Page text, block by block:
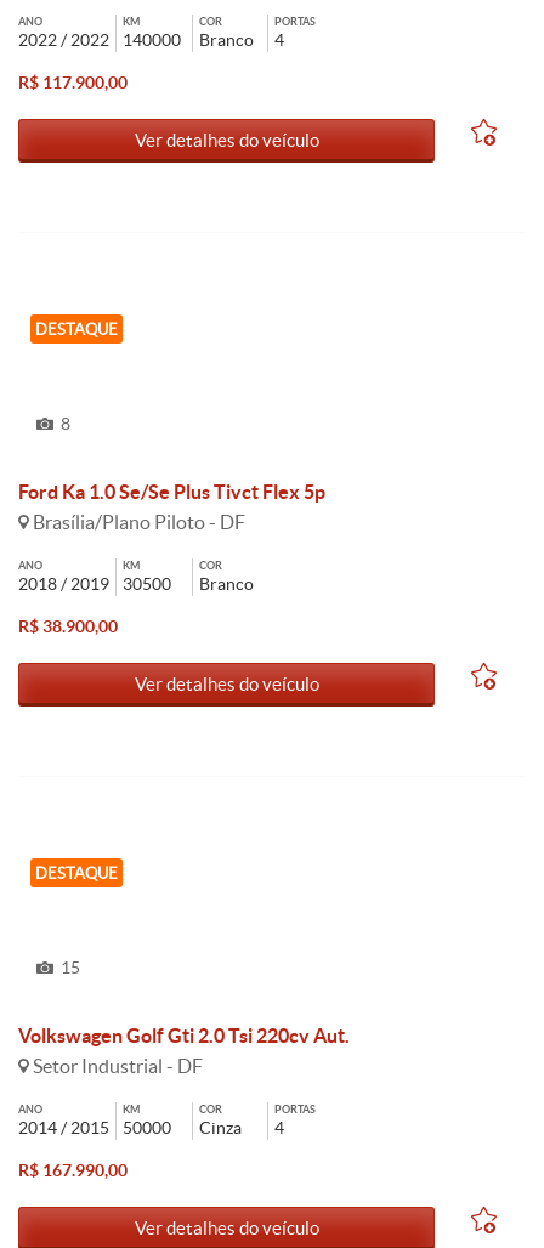
ANO
2022 / 2022
KM
140000
COR
Branco
PORTAS
4
R$ 117.900,00
Ver detalhes do veículo
DESTAQUE
8
Ford Ka 1.0 Se/Se Plus Tivct Flex 5p
Brasília/Plano Piloto - DF
ANO
2018 / 2019
KM
30500
COR
Branco
R$ 38.900,00
Ver detalhes do veículo
DESTAQUE
15
Volkswagen Golf Gti 2.0 Tsi 220cv Aut.
Setor Industrial - DF
ANO
2014 / 2015
KM
50000
COR
Cinza
PORTAS
4
R$ 167.990,00
Ver detalhes do veículo